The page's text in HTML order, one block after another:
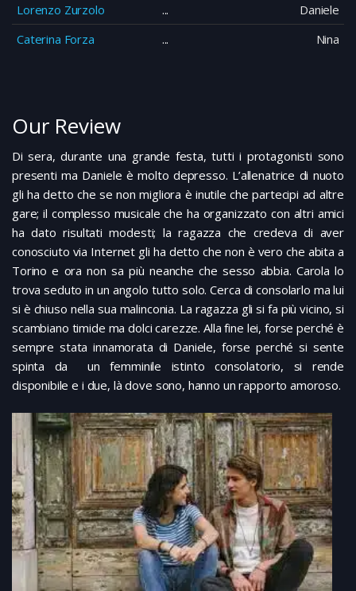
Lorenzo Zurzolo
Daniele
Caterina Forza
Nina
Our Review
Di sera, durante una grande festa, tutti i protagonisti sono
presenti ma Daniele è molto depresso. L’allenatrice di nuoto
gli ha detto che se non migliora è inutile che partecipi ad altre
gare; il complesso musicale che ha organizzato con altri amici
ha dato risultati modesti; la ragazza che credeva di aver
conosciuto via Internet gli ha detto che non è vero che abita a
Torino e ora non sa più neanche che sesso abbia. Carola lo
trova seduto in un angolo tutto solo. Cerca di consolarlo ma lui
si è chiuso nella sua malinconia. La ragazza gli si fa più vicino, si
scambiano timide ma dolci carezze. Alla fine lei, forse perché è
sempre stata innamorata di Daniele, forse perché si sente
spinta da un femminile istinto consolatorio, si rende
disponibile e i due, là dove sono, hanno un rapporto amoroso.